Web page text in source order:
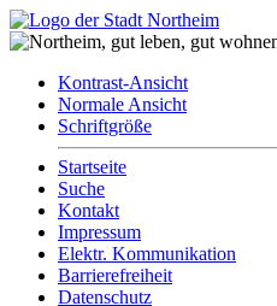
Kontrast-Ansicht
Normale Ansicht
Schriftgröße
Startseite
Suche
Kontakt
Impressum
Elektr. Kommunikation
Barrierefreiheit
Datenschutz